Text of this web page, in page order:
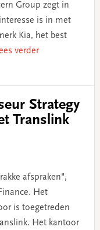
Group zegt in
is in met
Kia, het best
verder
Strategy
Translink
afspraken",
Het
is toegetreden
Het kantoor